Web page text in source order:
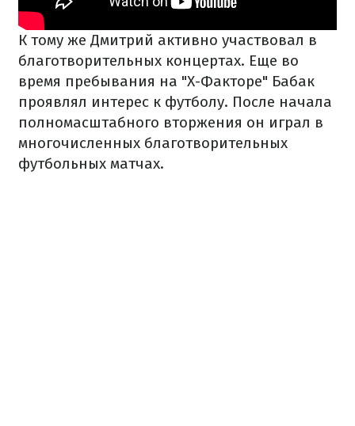
К тому же Дмитрий активно участвовал в
благотворительных концертах. Еще во
время пребывания на "Х-Факторе" Бабак
проявлял интерес к футболу. После начала
полномасштабного вторжения он играл в
многочисленных благотворительных
футбольных матчах.